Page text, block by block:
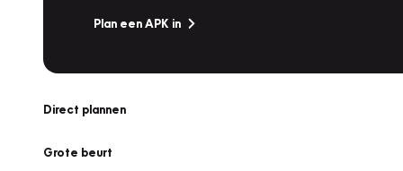
Plan een APK in
Direct plannen
Grote beurt